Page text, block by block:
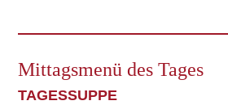
Mittagsmenü des Tages
TAGESSUPPE